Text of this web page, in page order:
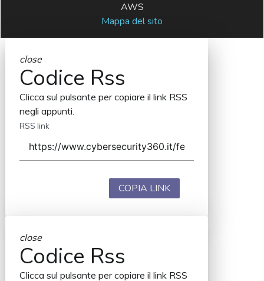
AWS
Mappa del sito
close
Codice Rss
Clicca sul pulsante per copiare il link RSS
negli appunti.
RSS link
COPIA LINK
close
Codice Rss
Clicca sul pulsante per copiare il link RSS